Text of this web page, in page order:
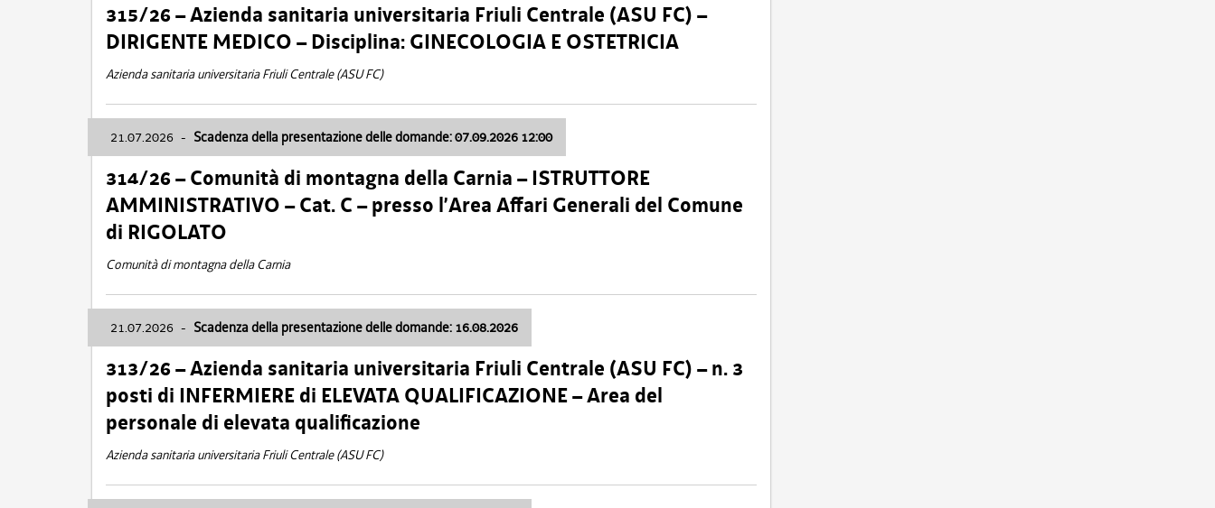
315/26 – Azienda sanitaria universitaria Friuli Centrale (ASU FC) –
DIRIGENTE MEDICO – Disciplina: GINECOLOGIA E OSTETRICIA
Azienda sanitaria universitaria Friuli Centrale (ASU FC)
21.07.2026 - Scadenza della presentazione delle domande: 07.09.2026 12:00
314/26 – Comunità di montagna della Carnia – ISTRUTTORE
AMMINISTRATIVO – Cat. C – presso l’Area Affari Generali del Comune
di RIGOLATO
Comunità di montagna della Carnia
21.07.2026 - Scadenza della presentazione delle domande: 16.08.2026
313/26 – Azienda sanitaria universitaria Friuli Centrale (ASU FC) – n. 3
posti di INFERMIERE di ELEVATA QUALIFICAZIONE – Area del
personale di elevata qualificazione
Azienda sanitaria universitaria Friuli Centrale (ASU FC)